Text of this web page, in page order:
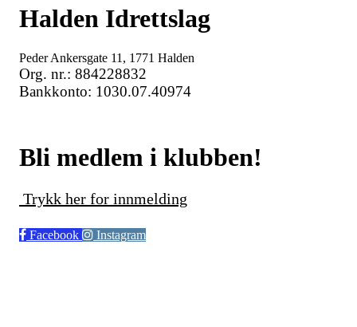
Halden Idrettslag
Peder Ankersgate 11, 1771 Halden
Org. nr.: 884228832
Bankkonto: 1030.07.40974
Bli medlem i klubben!
Trykk her for innmelding
Facebook Instagram